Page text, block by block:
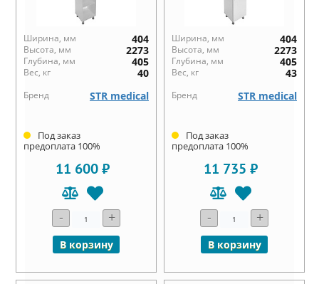
Ширина, мм 404
Высота, мм 2273
Глубина, мм 405
Вес, кг 40
Бренд STR medical
Под заказ
предоплата 100%
11 600 ₽
- +
В корзину
Ширина, мм 404
Высота, мм 2273
Глубина, мм 405
Вес, кг 43
Бренд STR medical
Под заказ
предоплата 100%
11 735 ₽
- +
В корзину